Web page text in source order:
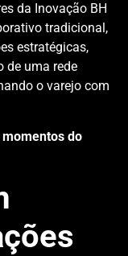
da Inovação BH
tradicional,
estratégicas,
de uma rede
o varejo com
do